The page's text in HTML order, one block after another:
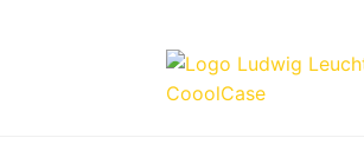
Zur
Navigation
Zum
Inhalt